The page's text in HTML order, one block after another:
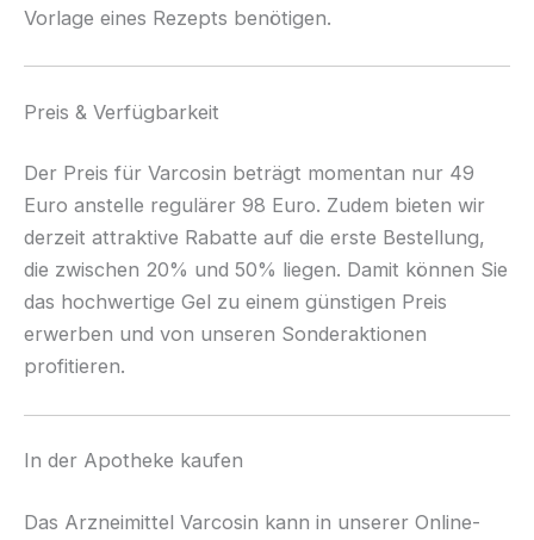
Vorlage eines Rezepts benötigen.
Preis & Verfügbarkeit
Der Preis für Varcosin beträgt momentan nur 49
Euro anstelle regulärer 98 Euro. Zudem bieten wir
derzeit attraktive Rabatte auf die erste Bestellung,
die zwischen 20% und 50% liegen. Damit können Sie
das hochwertige Gel zu einem günstigen Preis
erwerben und von unseren Sonderaktionen
profitieren.
In der Apotheke kaufen
Das Arzneimittel Varcosin kann in unserer Online-